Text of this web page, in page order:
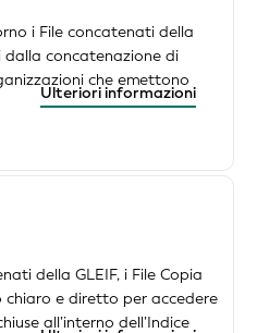
i File concatenati della
concatenazione di
che emettono
Ulteriori informazioni
della GLEIF, i File Copia
e diretto per accedere
all’interno dell’Indice